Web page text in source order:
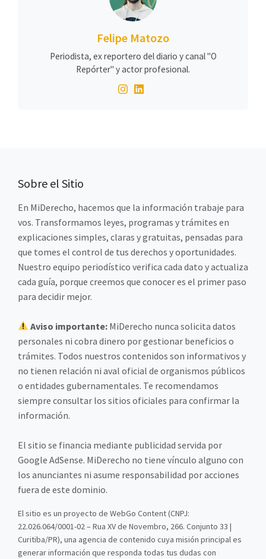
Felipe Matozo
Periodista, ex reportero del diario y canal "O
Repórter" y actor profesional.
Sobre el Sitio
En MiDerecho, hacemos que la información trabaje para
vos. Transformamos leyes, programas y trámites en
explicaciones simples, claras y gratuitas, pensadas para
que tomes el control de tus derechos y oportunidades.
Nuestro equipo periodístico verifica cada dato y actualiza
cada guía, porque creemos que conocer es el primer paso
para decidir mejor.
Aviso importante: MiDerecho nunca solicita datos
personales ni cobra dinero por gestionar beneficios o
trámites. Todos nuestros contenidos son informativos y
no tienen relación ni aval oficial de organismos públicos
o entidades gubernamentales. Te recomendamos
siempre consultar los sitios oficiales para confirmar la
información.
El sitio se financia mediante publicidad servida por
Google AdSense. MiDerecho no tiene vínculo alguno con
los anunciantes ni asume responsabilidad por acciones
fuera de este dominio.
El sitio es un proyecto de WebGo Content (CNPJ:
22.026.064/0001-02 – Rua XV de Novembro, 266. Conjunto 33 |
Curitiba/PR), una agencia de contenido cuya misión principal es
generar información que responda todas tus dudas con